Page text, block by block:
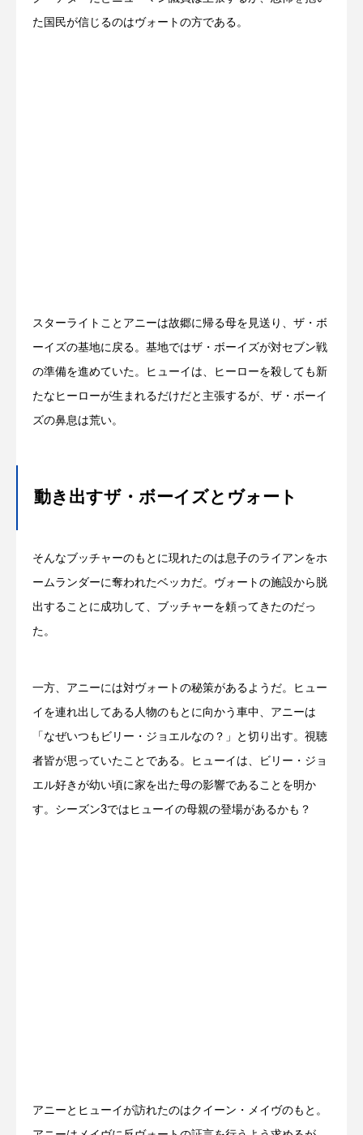
た国民が信じるのはヴォートの方である。
スターライトことアニーは故郷に帰る母を見送り、ザ・ボ
ーイズの基地に戻る。基地ではザ・ボーイズが対セブン戦
の準備を進めていた。ヒューイは、ヒーローを殺しても新
たなヒーローが生まれるだけだと主張するが、ザ・ボーイ
ズの鼻息は荒い。
動き出すザ・ボーイズとヴォート
そんなブッチャーのもとに現れたのは息子のライアンをホ
ームランダーに奪われたベッカだ。ヴォートの施設から脱
出することに成功して、ブッチャーを頼ってきたのだっ
た。
一方、アニーには対ヴォートの秘策があるようだ。ヒュー
イを連れ出してある人物のもとに向かう車中、アニーは
「なぜいつもビリー・ジョエルなの？」と切り出す。視聴
者皆が思っていたことである。ヒューイは、ビリー・ジョ
エル好きが幼い頃に家を出た母の影響であることを明か
す。シーズン3ではヒューイの母親の登場があるかも？
アニーとヒューイが訪れたのはクイーン・メイヴのもと。